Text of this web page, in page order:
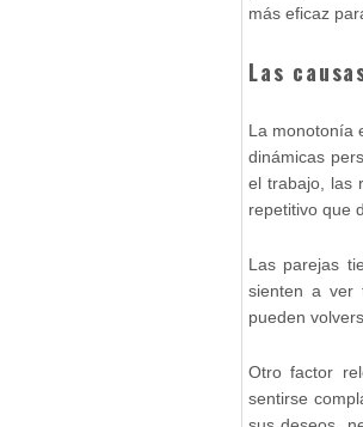
más eficaz
Las
La monotonía
dinámicas
el trabajo, las
repetitivo que
Las parejas
sienten a ver
pueden
Otro factor
sentirse